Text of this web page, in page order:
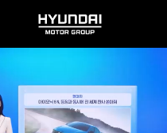
HYUNDAI
MOTOR